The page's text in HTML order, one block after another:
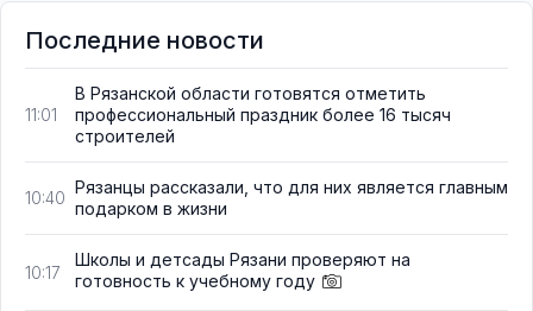
Последние новости
11:01
В Рязанской области готовятся отметить
профессиональный праздник более 16 тысяч
строителей
10:40
Рязанцы рассказали, что для них является главным
подарком в жизни
10:17
Школы и детсады Рязани проверяют на
готовность к учебному году